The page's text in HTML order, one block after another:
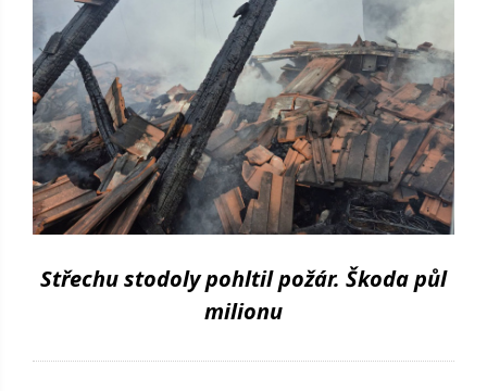
Střechu stodoly pohltil požár. Škoda půl
milionu